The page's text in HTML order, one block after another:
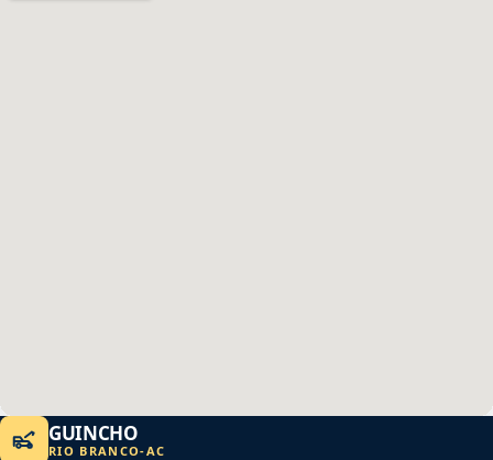
GUINCHO
RIO BRANCO-AC